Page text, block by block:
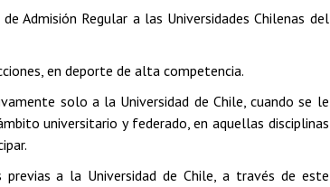
Admisión Regular a las Universidades Chilenas del
en deporte de alta competencia.
solo a la Universidad de Chile, cuando se le
universitario y federado, en aquellas disciplinas
previas a la Universidad de Chile, a través de este